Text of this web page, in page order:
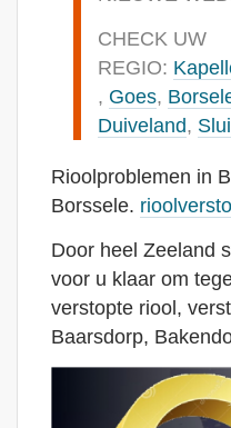
CHECK UW
REGIO:
, Goes,
Duiveland,
Rioolproblemen in
Borssele.
Door heel Zeeland
voor u klaar om
verstopte riool,
Baarsdorp,